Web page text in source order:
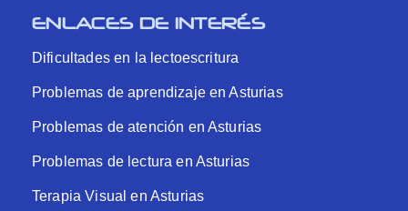
ENLACES DE INTERÉS
Dificultades en la lectoescritura
Problemas de aprendizaje en Asturias
Problemas de atención en Asturias
Problemas de lectura en Asturias
Terapia Visual en Asturias